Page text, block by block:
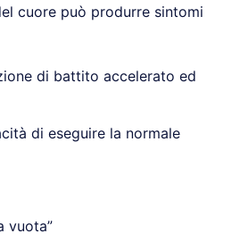
cuore può produrre sintomi
di battito accelerato ed
di eseguire la normale
vuota”